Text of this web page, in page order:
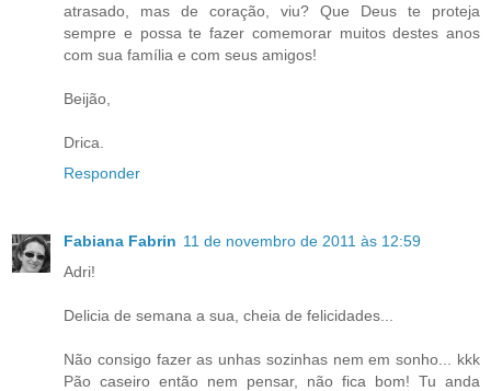
atrasado, mas de coração, viu? Que Deus te proteja
sempre e possa te fazer comemorar muitos destes anos
com sua família e com seus amigos!
Beijão,
Drica.
Responder
Fabiana Fabrin 11 de novembro de 2011 às 12:59
Adri!
Delicia de semana a sua, cheia de felicidades...
Não consigo fazer as unhas sozinhas nem em sonho... kkk
Pão caseiro então nem pensar, não fica bom! Tu anda